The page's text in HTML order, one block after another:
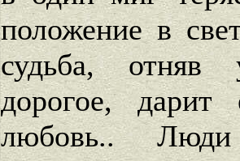
положение в
судьба,
дорогое,
любовь..